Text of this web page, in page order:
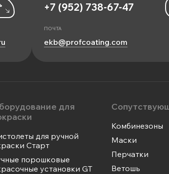
+7 (952) 738-67-47
ПОЧТА
ekb@profcoating.com
для
для ручной
Старт
порошковые
установки GT
Комбинезоны
Маски
Перчатки
Ветошь